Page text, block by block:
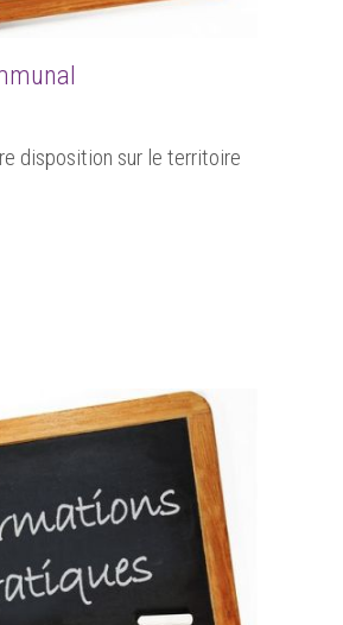
disposition sur le territoire